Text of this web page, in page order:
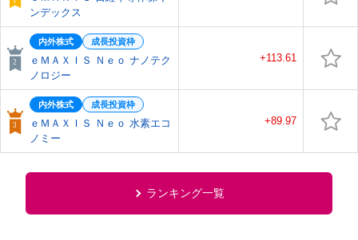
ンデックス
内外株式 成長投資枠
ｅＭＡＸＩＳ Ｎｅｏ ナノテク
ノロジー
+113.61
内外株式 成長投資枠
ｅＭＡＸＩＳ Ｎｅｏ 水素エコ
ノミー
+89.97
ランキング一覧